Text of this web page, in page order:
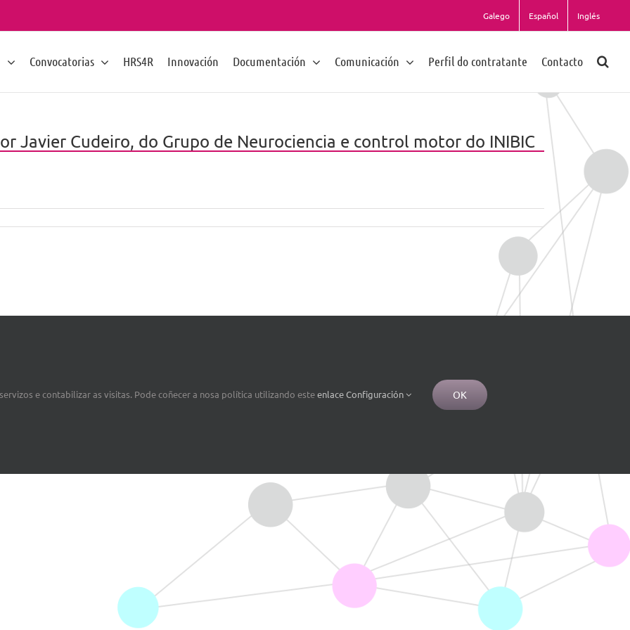
Galego Español Inglés
Convocatorias HRS4R Innovación Documentación Comunicación Perfil do contratante Contacto
Javier Cudeiro, do Grupo de Neurociencia e control motor do INIBIC
e contabilizar as visitas. Pode coñecer a nosa política utilizando esteenlaceConfiguración OK